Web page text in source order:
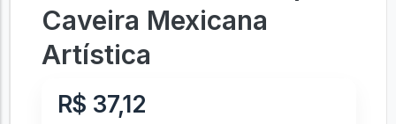
Caveira Mexicana
Artística
R$ 37,12